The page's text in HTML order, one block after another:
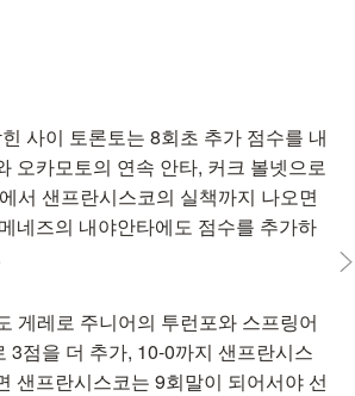
사이 토론토는 8회초 추가 점수를 내
오카모토의 연속 안타, 커크 볼넷으로
서 샌프란시스코의 실책까지 나오면
네즈의 내야안타에도 점수를 추가하
게레로 주니어의 투런포와 스프링어
3점을 더 추가, 10-0까지 샌프란시스
샌프란시스코는 9회말이 되어서야 선